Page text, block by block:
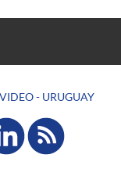
- URUGUAY